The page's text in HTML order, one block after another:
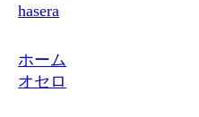
hasera
ホーム
オセロ